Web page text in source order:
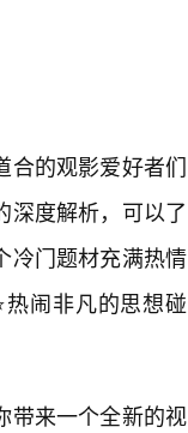
合的观影爱好者们
深度解析，可以了
冷门题材充满热情
闹非凡的思想碰
带来一个全新的视